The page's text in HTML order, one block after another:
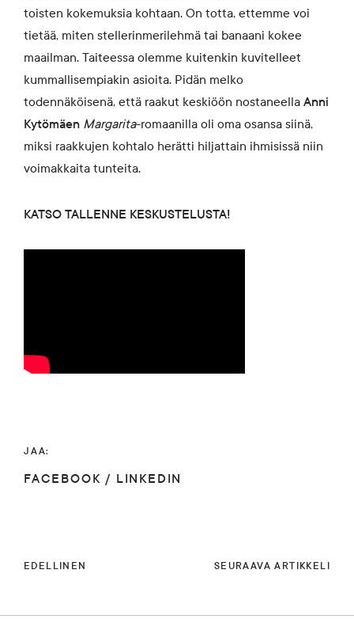
toisten kokemuksia kohtaan. On totta, ettemme voi
tietää, miten stellerinmerilehmä tai banaani kokee
maailman. Taiteessa olemme kuitenkin kuvitelleet
kummallisempiakin asioita. Pidän melko
todennäköisenä, että raakut keskiöön nostaneella Anni
Kytömäen Margarita-romaanilla oli oma osansa siinä,
miksi raakkujen kohtalo herätti hiljattain ihmisissä niin
voimakkaita tunteita.
KATSO TALLENNE KESKUSTELUSTA!
JAA:
FACEBOOK / LINKEDIN
EDELLINEN SEURAAVA ARTIKKELI